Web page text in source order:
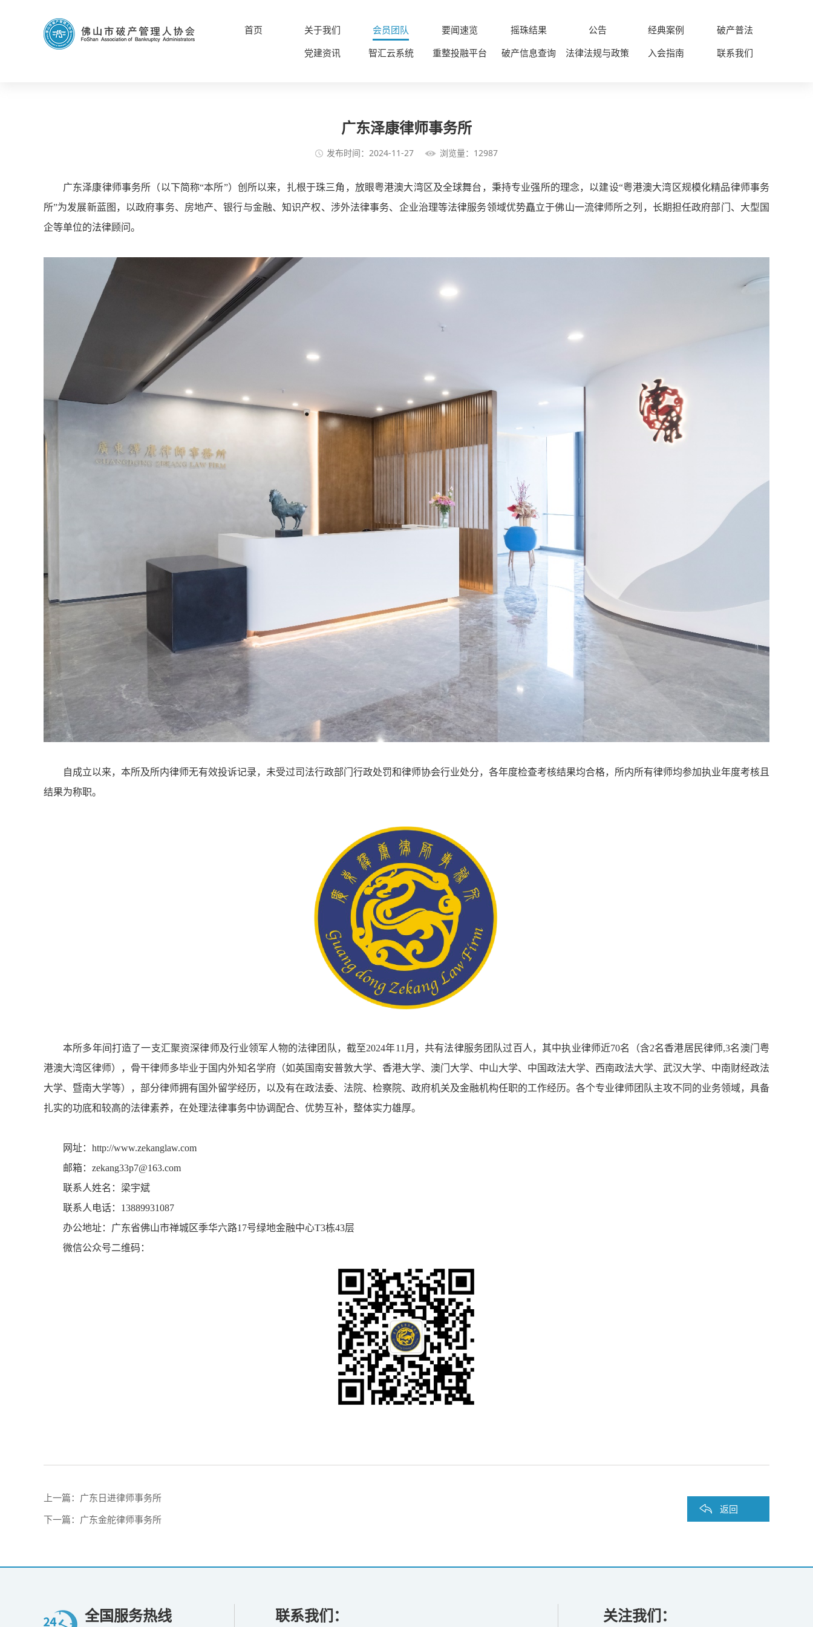
首页 关于我们 会员团队 要闻速览 摇珠结果 公告 经典案例
破产普法
党建资讯
智汇云系统 重整投融平台 破产信息查询 法律法规与政策 入会指南 联系我们
广东泽康律师事务所
发布时间：2024-11-27 浏览量：12987
广东泽康律师事务所（以下简称“本所”）创所以来，扎根于珠三角，放眼粤港澳大湾区及全球舞台，秉持专业强所的理念，以建设“粤港澳大湾区规模化精品律师事务
所”为发展新蓝图，以政府事务、房地产、银行与金融、知识产权、涉外法律事务、企业治理等法律服务领域优势矗立于佛山一流律师所之列，长期担任政府部门、大型国
企等单位的法律顾问。
自成立以来，本所及所内律师无有效投诉记录，未受过司法行政部门行政处罚和律师协会行业处分，各年度检查考核结果均合格，所内所有律师均参加执业年度考核且
结果为称职。
本所多年间打造了一支汇聚资深律师及行业领军人物的法律团队，截至2024年11月，共有法律服务团队过百人，其中执业律师近70名（含2名香港居民律师,3名澳门粤
港澳大湾区律师），骨干律师多毕业于国内外知名学府（如英国南安普敦大学、香港大学、澳门大学、中山大学、中国政法大学、西南政法大学、武汉大学、中南财经政法
大学、暨南大学等），部分律师拥有国外留学经历，以及有在政法委、法院、检察院、政府机关及金融机构任职的工作经历。各个专业律师团队主攻不同的业务领域，具备
扎实的功底和较高的法律素养，在处理法律事务中协调配合、优势互补，整体实力雄厚。
网址：http://www.zekanglaw.com
邮箱：zekang33p7@163.com
联系人姓名：梁宇斌
联系人电话：13889931087
办公地址：广东省佛山市禅城区季华六路17号绿地金融中心T3栋43层
微信公众号二维码：
上一篇： 广东日进律师事务所
下一篇： 广东金舵律师事务所
返回
全国服务热线 联系我们： 关注我们：